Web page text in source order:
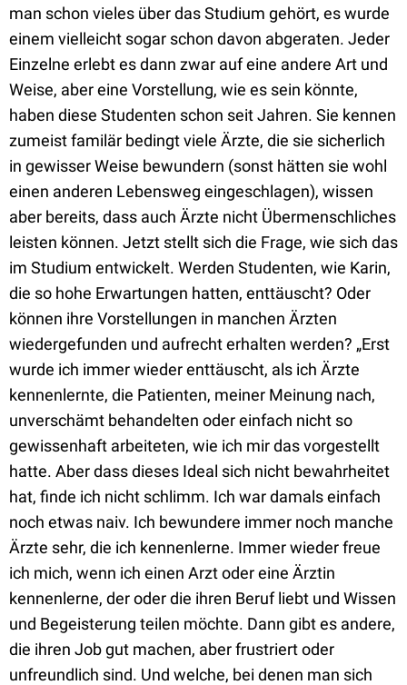
man schon vieles über das Studium gehört, es wurde
einem vielleicht sogar schon davon abgeraten. Jeder
Einzelne erlebt es dann zwar auf eine andere Art und
Weise, aber eine Vorstellung, wie es sein könnte,
haben diese Studenten schon seit Jahren. Sie kennen
zumeist familär bedingt viele Ärzte, die sie sicherlich
in gewisser Weise bewundern (sonst hätten sie wohl
einen anderen Lebensweg eingeschlagen), wissen
aber bereits, dass auch Ärzte nicht Übermenschliches
leisten können. Jetzt stellt sich die Frage, wie sich das
im Studium entwickelt. Werden Studenten, wie Karin,
die so hohe Erwartungen hatten, enttäuscht? Oder
können ihre Vorstellungen in manchen Ärzten
wiedergefunden und aufrecht erhalten werden? „Erst
wurde ich immer wieder enttäuscht, als ich Ärzte
kennenlernte, die Patienten, meiner Meinung nach,
unverschämt behandelten oder einfach nicht so
gewissenhaft arbeiteten, wie ich mir das vorgestellt
hatte. Aber dass dieses Ideal sich nicht bewahrheitet
hat, finde ich nicht schlimm. Ich war damals einfach
noch etwas naiv. Ich bewundere immer noch manche
Ärzte sehr, die ich kennenlerne. Immer wieder freue
ich mich, wenn ich einen Arzt oder eine Ärztin
kennenlerne, der oder die ihren Beruf liebt und Wissen
und Begeisterung teilen möchte. Dann gibt es andere,
die ihren Job gut machen, aber frustriert oder
unfreundlich sind. Und welche, bei denen man sich